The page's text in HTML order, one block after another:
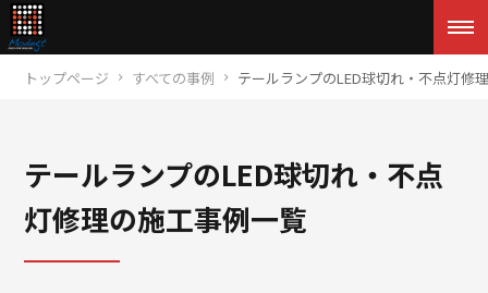
トップページ すべての事例 テールランプのLED球切れ・不点灯修
テールランプのLED球切れ・不点
灯修理の施工事例一覧